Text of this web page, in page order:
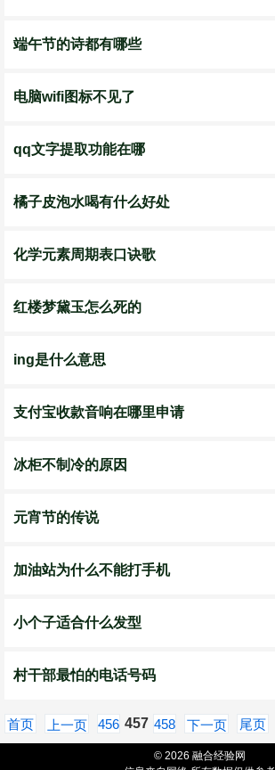
端午节的诗都有哪些
电脑wifi图标不见了
qq文字提取功能在哪
橘子皮泡水喝有什么好处
化学元素周期表口诀歌
红楼梦黛玉怎么死的
ing是什么意思
支付宝收款音响在哪里申请
冰柜不制冷的原因
元宵节的传说
加油站为什么不能打手机
小个子适合什么发型
村干部最怕的电话号码
首页 上一页 456 457 458 下一页 尾页
© 2026 融合经验网